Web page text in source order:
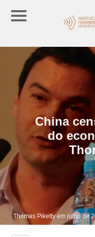
China
do
Thomas Piketty em julho de